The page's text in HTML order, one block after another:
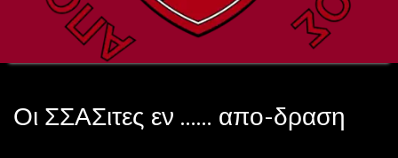
Οι ΣΣΑΣιτες εν …… απο-δραση